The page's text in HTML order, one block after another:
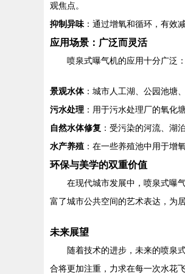
观焦点。
抑制异味 ：通过增氧和循环，有效
应用场景：广泛而灵活
喷泉式曝气机的应用十分广泛：
景观水体：城市人工湖、公园池塘
污水处理 ：用于污水处理厂的氧化
自然水体修复 ：受污染的河流、湖
水产养殖 ：在一些养殖池中用于增
环保与美学的双重价值
在现代城市发展中，喷泉式曝
富了城市公共空间的艺术表达，为
未来展望
随着技术的进步，未来的喷泉
合将更加注重，力求在每一次水花